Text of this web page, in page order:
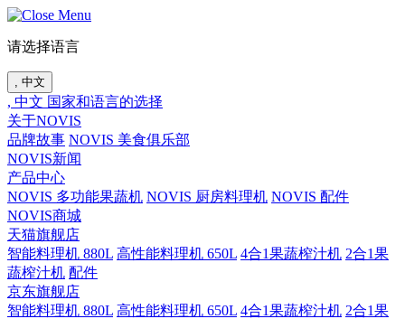
请选择语言
, 中文
, 中文 国家和语言的选择
关于NOVIS
品牌故事 NOVIS 美食俱乐部
NOVIS新闻
产品中心
NOVIS 多功能果蔬机 NOVIS 厨房料理机 NOVIS 配件
NOVIS商城
天猫旗舰店
智能料理机 880L 高性能料理机 650L 4合1果蔬榨汁机 2合1果
蔬榨汁机 配件
京东旗舰店
智能料理机 880L 高性能料理机 650L 4合1果蔬榨汁机 2合1果